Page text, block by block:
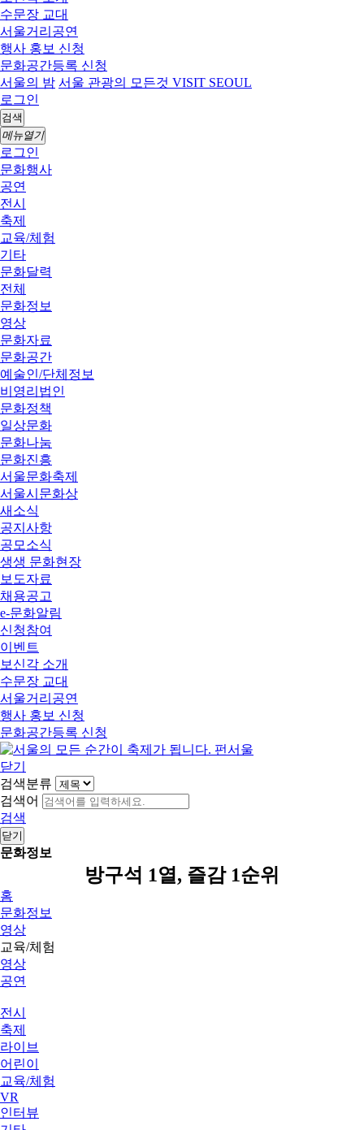
수문장 교대
서울거리공연
행사 홍보 신청
문화공간등록 신청
서울의 밤 서울 관광의 모든것 VISIT SEOUL
로그인
검색
메뉴열기
로그인
문화행사
공연
전시
축제
교육/체험
기타
문화달력
전체
문화정보
영상
문화자료
문화공간
예술인/단체정보
비영리법인
문화정책
일상문화
문화나눔
문화진흥
서울문화축제
서울시문화상
새소식
공지사항
공모소식
생생 문화현장
보도자료
채용공고
e-문화알림
신청참여
이벤트
보신각 소개
수문장 교대
서울거리공연
행사 홍보 신청
문화공간등록 신청
닫기
검색분류
검색어
검색
닫기
문화정보
방구석 1열, 즐감 1순위
홈
문화정보
영상
교육/체험
영상
공연
전시
축제
라이브
어린이
교육/체험
VR
인터뷰